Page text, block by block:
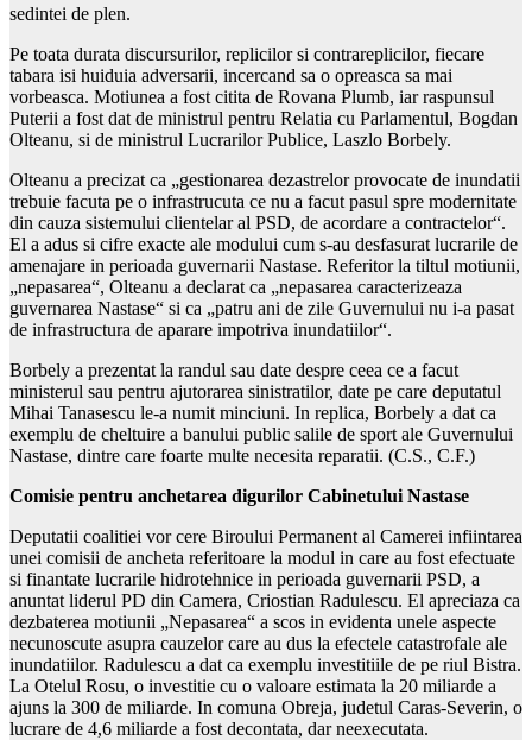
sedintei de plen.
Pe toata durata discursurilor, replicilor si contrareplicilor, fiecare
tabara isi huiduia adversarii, incercand sa o opreasca sa mai
vorbeasca. Motiunea a fost citita de Rovana Plumb, iar raspunsul
Puterii a fost dat de ministrul pentru Relatia cu Parlamentul, Bogdan
Olteanu, si de ministrul Lucrarilor Publice, Laszlo Borbely.
Olteanu a precizat ca „gestionarea dezastrelor provocate de inundatii
trebuie facuta pe o infrastrucuta ce nu a facut pasul spre modernitate
din cauza sistemului clientelar al PSD, de acordare a contractelor“.
El a adus si cifre exacte ale modului cum s-au desfasurat lucrarile de
amenajare in perioada guvernarii Nastase. Referitor la tiltul motiunii,
„nepasarea“, Olteanu a declarat ca „nepasarea caracterizeaza
guvernarea Nastase“ si ca „patru ani de zile Guvernului nu i-a pasat
de infrastructura de aparare impotriva inundatiilor“.
Borbely a prezentat la randul sau date despre ceea ce a facut
ministerul sau pentru ajutorarea sinistratilor, date pe care deputatul
Mihai Tanasescu le-a numit minciuni. In replica, Borbely a dat ca
exemplu de cheltuire a banului public salile de sport ale Guvernului
Nastase, dintre care foarte multe necesita reparatii. (C.S., C.F.)
Comisie pentru anchetarea digurilor Cabinetului Nastase
Deputatii coalitiei vor cere Biroului Permanent al Camerei infiintarea
unei comisii de ancheta referitoare la modul in care au fost efectuate
si finantate lucrarile hidrotehnice in perioada guvernarii PSD, a
anuntat liderul PD din Camera, Criostian Radulescu. El apreciaza ca
dezbaterea motiunii „Nepasarea“ a scos in evidenta unele aspecte
necunoscute asupra cauzelor care au dus la efectele catastrofale ale
inundatiilor. Radulescu a dat ca exemplu investitiile de pe riul Bistra.
La Otelul Rosu, o investitie cu o valoare estimata la 20 miliarde a
ajuns la 300 de miliarde. In comuna Obreja, judetul Caras-Severin, o
lucrare de 4,6 miliarde a fost decontata, dar neexecutata.